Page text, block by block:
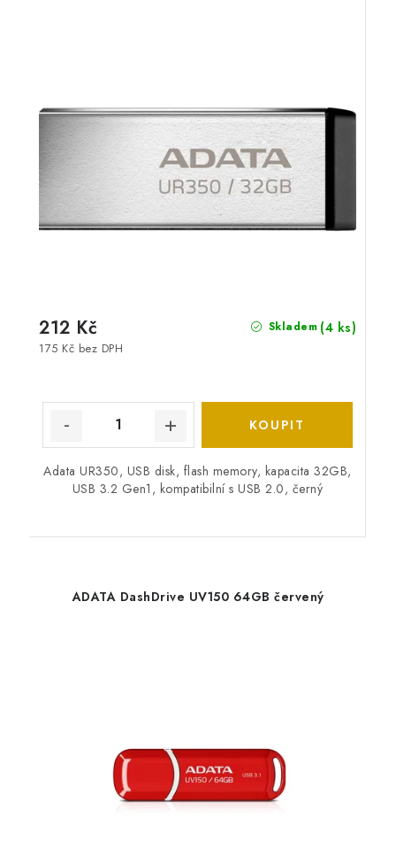
Skladem (4 ks)
175 Kč bez DPH
212 Kč
Adata UR350, USB disk, flash memory, kapacita 32GB,
USB 3.2 Gen1, kompatibilní s USB 2.0, černý
ADATA DashDrive UV150 64GB červený